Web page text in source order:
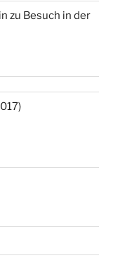
zu Besuch in der